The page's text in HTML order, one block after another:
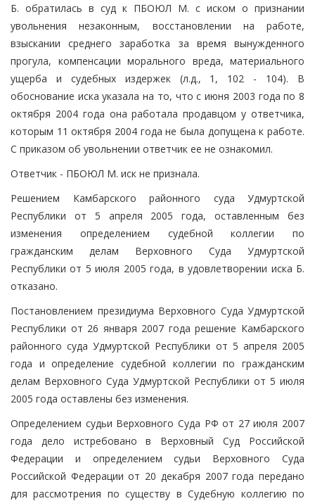
Б. обратилась в суд к ПБОЮЛ М. с иском о признании
увольнения незаконным, восстановлении на работе,
взыскании среднего заработка за время вынужденного
прогула, компенсации морального вреда, материального
ущерба и судебных издержек (л.д., 1, 102 - 104). В
обоснование иска указала на то, что с июня 2003 года по 8
октября 2004 года она работала продавцом у ответчика,
которым 11 октября 2004 года не была допущена к работе.
С приказом об увольнении ответчик ее не ознакомил.
Ответчик - ПБОЮЛ М. иск не признала.
Решением Камбарского районного суда Удмуртской
Республики от 5 апреля 2005 года, оставленным без
изменения определением судебной коллегии по
гражданским делам Верховного Суда Удмуртской
Республики от 5 июля 2005 года, в удовлетворении иска Б.
отказано.
Постановлением президиума Верховного Суда Удмуртской
Республики от 26 января 2007 года решение Камбарского
районного суда Удмуртской Республики от 5 апреля 2005
года и определение судебной коллегии по гражданским
делам Верховного Суда Удмуртской Республики от 5 июля
2005 года оставлены без изменения.
Определением судьи Верховного Суда РФ от 27 июля 2007
года дело истребовано в Верховный Суд Российской
Федерации и определением судьи Верховного Суда
Российской Федерации от 20 декабря 2007 года передано
для рассмотрения по существу в Судебную коллегию по